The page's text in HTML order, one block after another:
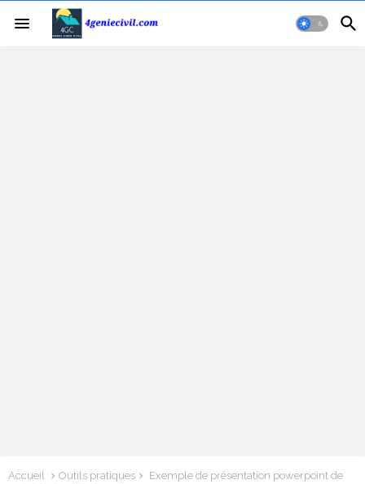
Accueil Outils pratiques
Exemple de présentation powerpoint de